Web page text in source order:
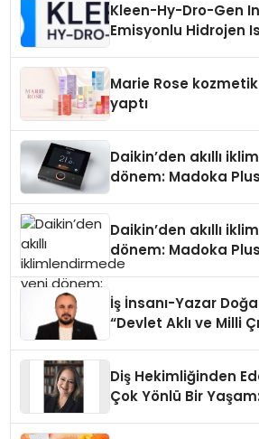
Kleen-Hy-Dro-Gen
Emisyonlu Hidrojen
Marie Rose
yaptı
Daikin’den akıllı
dönem: Madoka
Daikin’den akıllı
dönem: Madoka
İş İnsanı-Yazar
“Devlet Aklı ve Milli
Diş Hekimliğinden
Çok Yönlü Bir